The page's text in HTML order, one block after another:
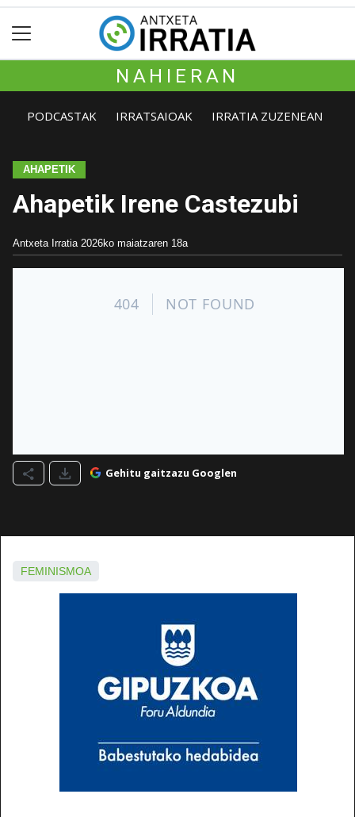
NAHIERAN
PODCASTAK IRRATSAIOAK IRRATIA ZUZENEAN
AHAPETIK
Ahapetik Irene Castezubi
Antxeta Irratia 2026ko maiatzaren 18a
Gehitu gaitzazu Googlen
FEMINISMOA